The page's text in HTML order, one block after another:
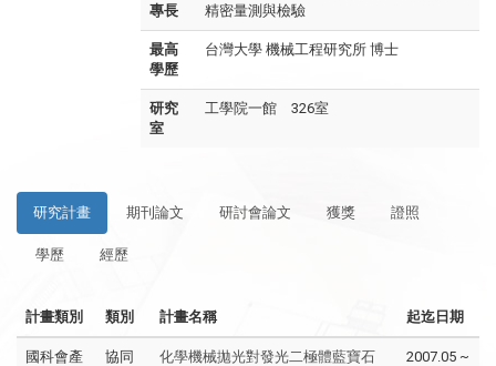
專長
精密量測與檢驗
最高
學歷
台灣大學 機械工程研究所 博士
研究
室
工學院一館 326室
研究計畫 期刊論文 研討會論文 獲獎 證照
學歷 經歷
計畫類別 類別 計畫名稱 起迄日期
國科會產
協同
化學機械拋光對發光二極體藍寶石
2007.05 ~